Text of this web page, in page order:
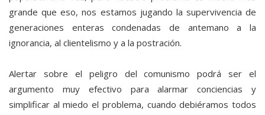
grande que eso, nos estamos jugando la supervivencia de
generaciones enteras condenadas de antemano a la
ignorancia, al clientelismo y a la postración.
Alertar sobre el peligro del comunismo podrá ser el
argumento muy efectivo para alarmar conciencias y
simplificar al miedo el problema, cuando debiéramos todos